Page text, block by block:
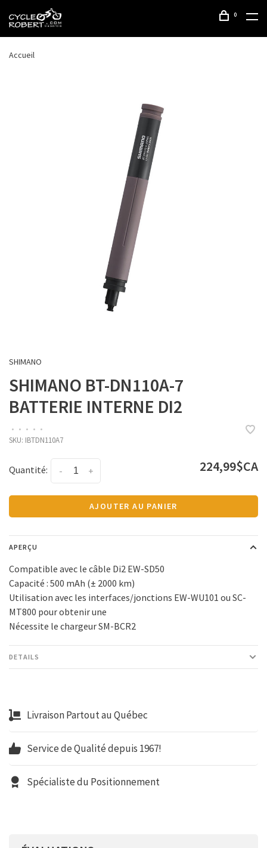
0
Accueil
SHIMANO
SHIMANO BT-DN110A-7
BATTERIE INTERNE DI2
• • • • •
SKU: IBTDN110A7
Quantité: +
- 224,99$CA
AJOUTER AU PANIER
APERÇU
Compatible avec le câble Di2 EW-SD50
Capacité : 500 mAh (± 2000 km)
Utilisation avec les interfaces/jonctions EW-WU101 ou SC-
MT800 pour obtenir une
Nécessite le chargeur SM-BCR2
DETAILS
Livraison Partout au Québec
Service de Qualité depuis 1967!
Spécialiste du Positionnement